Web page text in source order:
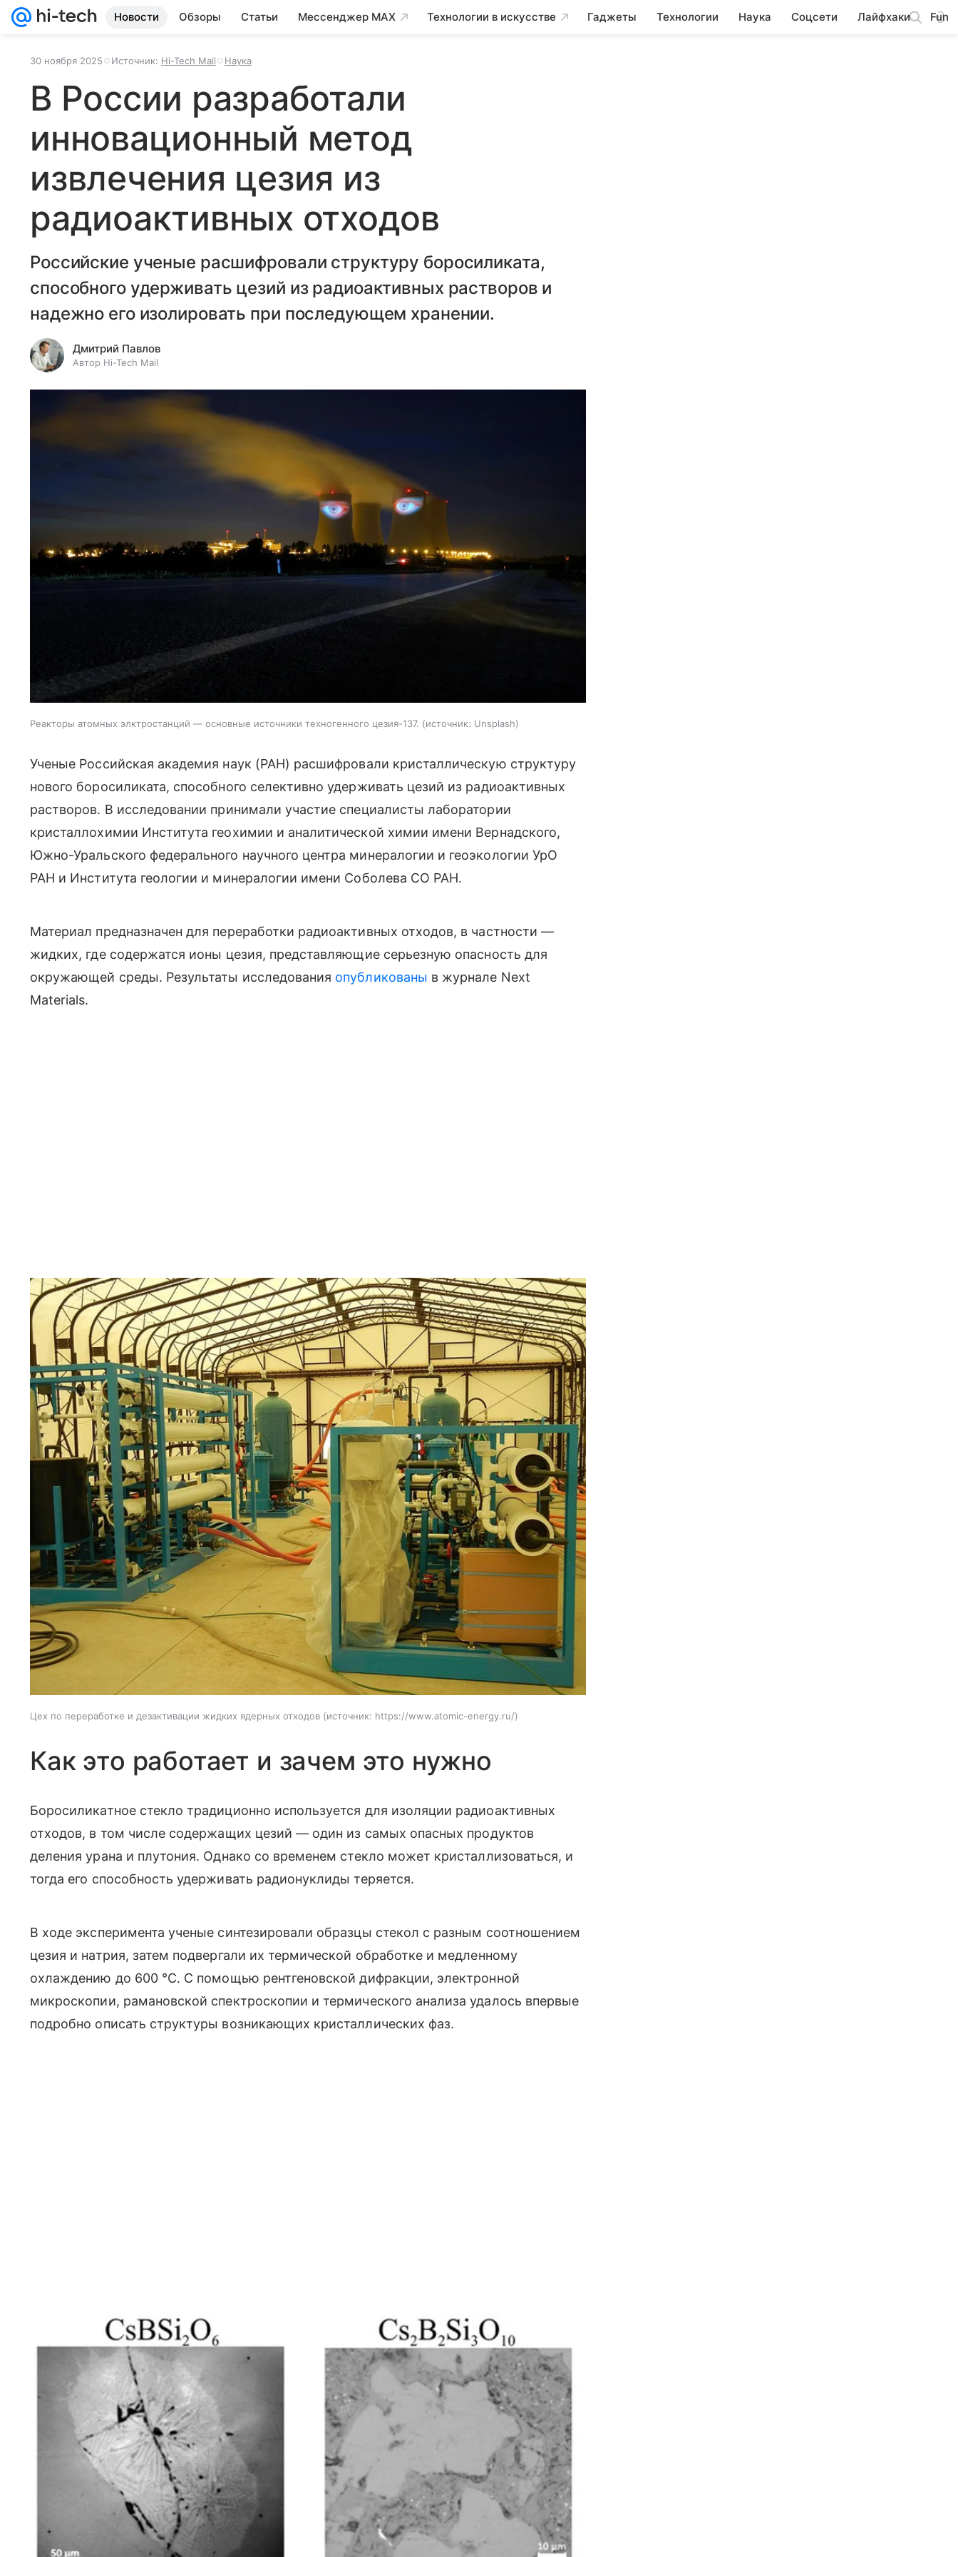
Новости Обзоры Статьи Мессенджер MAX Технологии в искусстве Гаджеты Технологии Наука Соцсети Лайфхаки Fun
30 ноября 2025 Источник: Hi-Tech Mail Наука
В России разработали
инновационный метод
извлечения цезия из
радиоактивных отходов
Российские ученые расшифровали структуру боросиликата,
способного удерживать цезий из радиоактивных растворов и
надежно его изолировать при последующем хранении.
Дмитрий Павлов
Автор Hi-Tech Mail
Реакторы атомных элктростанций — основные источники техногенного цезия-137. источник: Unsplash
Ученые Российская академия наук (РАН) расшифровали кристаллическую структуру
нового боросиликата, способного селективно удерживать цезий из радиоактивных
растворов. В исследовании принимали участие специалисты лаборатории
кристаллохимии Института геохимии и аналитической химии имени Вернадского,
Южно-Уральского федерального научного центра минералогии и геоэкологии УрО
РАН и Института геологии и минералогии имени Соболева СО РАН.
Материал предназначен для переработки радиоактивных отходов, в частности —
жидких, где содержатся ионы цезия, представляющие серьезную опасность для
окружающей среды. Результаты исследования опубликованы в журнале Next
Materials.
Цех по переработке и дезактивации жидких ядерных отходов источник: https://www.atomic-energy.ru/
Как это работает и зачем это нужно
Боросиликатное стекло традиционно используется для изоляции радиоактивных
отходов, в том числе содержащих цезий — один из самых опасных продуктов
деления урана и плутония. Однако со временем стекло может кристаллизоваться, и
тогда его способность удерживать радионуклиды теряется.
В ходе эксперимента ученые синтезировали образцы стекол с разным соотношением
цезия и натрия, затем подвергали их термической обработке и медленному
охлаждению до 600 °C. С помощью рентгеновской дифракции, электронной
микроскопии, рамановской спектроскопии и термического анализа удалось впервые
подробно описать структуры возникающих кристаллических фаз.